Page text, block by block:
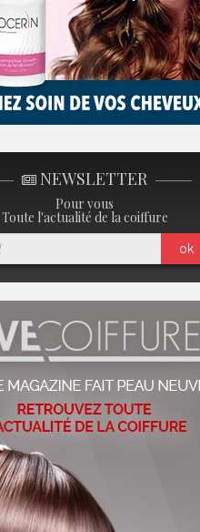
NEWSLETTER
Pour vous
Toute l'actualité de la coiffure
ok